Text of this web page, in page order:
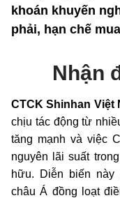
khoán khuyến
phải, hạn chế
Nhận
CTCK Shinhan Việt
chịu tác động từ
tăng mạnh và việc
nguyên lãi suất
hữu. Diễn biến này
châu Á đồng loạt